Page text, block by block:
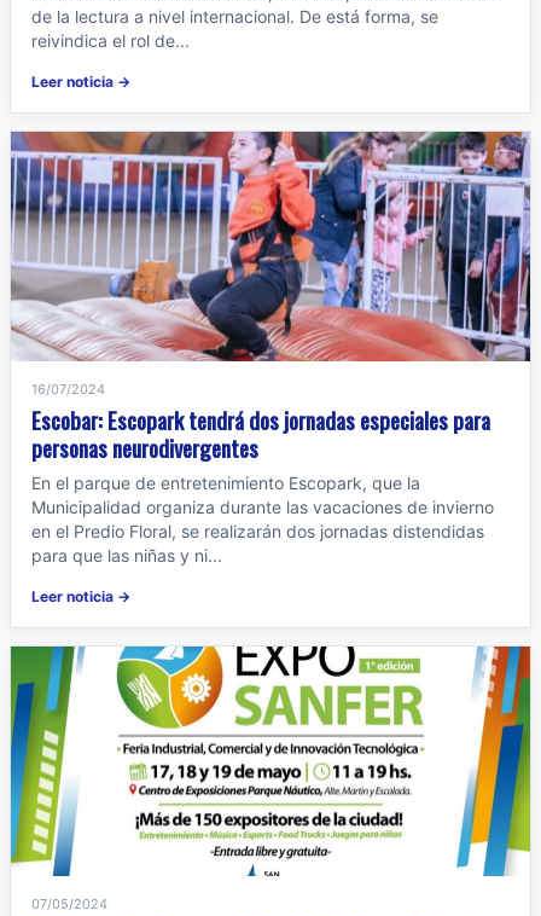
de la lectura a nivel internacional. De está forma, se
reivindica el rol de...
Leer noticia →
16/07/2024
Escobar: Escopark tendrá dos jornadas especiales para
personas neurodivergentes
En el parque de entretenimiento Escopark, que la
Municipalidad organiza durante las vacaciones de invierno
en el Predio Floral, se realizarán dos jornadas distendidas
para que las niñas y ni...
Leer noticia →
07/05/2024